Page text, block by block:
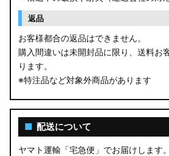
返品
お客様都合の返品はできません。
購入間違いは未開封品に限り、送料お
ります。
※特注品など対象外商品があります
■ 配送について
ヤマト運輸「宅急便」でお届けします。